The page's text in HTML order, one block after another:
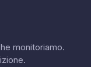
monitoriamo.